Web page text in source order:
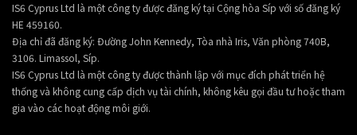
IS6 Cyprus Ltd là một công ty được đăng ký tại Cộng hòa Síp với số đăng ký
HE 459160.
Địa chỉ đã đăng ký: Đường John Kennedy, Tòa nhà Iris, Văn phòng 740B,
3106. Limassol, Síp.
IS6 Cyprus Ltd là một công ty được thành lập với mục đích phát triển hệ
thống và không cung cấp dịch vụ tài chính, không kêu gọi đầu tư hoặc tham
gia vào các hoạt động môi giới.